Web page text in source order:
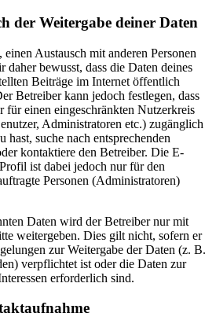
der Weitergabe deiner Daten
Austausch mit anderen Personen
bewusst, dass die Daten deines
Beiträge im Internet öffentlich
Betreiber kann jedoch festlegen, dass
für einen eingeschränkten Nutzerkreis
Administratoren etc.) zugänglich
hast, suche nach entsprechenden
kontaktiere den Betreiber. Die E-
ist dabei jedoch nur für den
Personen (Administratoren)
Daten wird der Betreiber nur mit
weitergeben. Dies gilt nicht, sofern er
zur Weitergabe der Daten (z. B.
verpflichtet ist oder die Daten zur
erforderlich sind.